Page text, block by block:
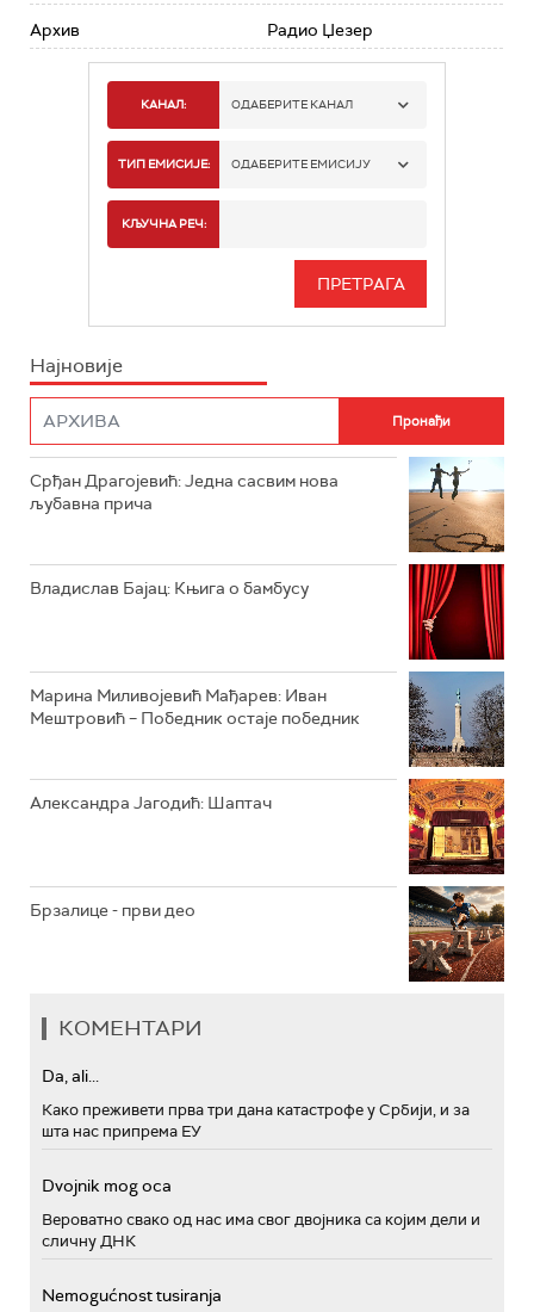
Архив Радио Џезер
КАНАЛ: ОДАБЕРИТЕ КАНАЛ
РАДИО БЕОГРАД 1
РАДИО БЕОГРАД 3
РАДИО РОКЕНРОЛЕР
РАДИО ЏЕЗЕР
ТИП ЕМИСИЈЕ: ОДАБЕРИТЕ ЕМИСИЈУ
ИНФО
КЉУЧНА РЕЧ:
Најновије
Срђан Драгојевић: Једна сасвим нова
љубавна прича
Владислав Бајац: Књига о бамбусу
Марина Миливојевић Мађарев: Иван
Мештровић – Победник остаје победник
Александра Јагодић: Шаптач
Брзалице - први део
КОМЕНТАРИ
Da, ali...
Како преживети прва три дана катастрофе у Србији, и за
шта нас припрема ЕУ
Dvojnik mog oca
Вероватно свако од нас има свог двојника са којим дели и
сличну ДНК
Nemogućnost tusiranja